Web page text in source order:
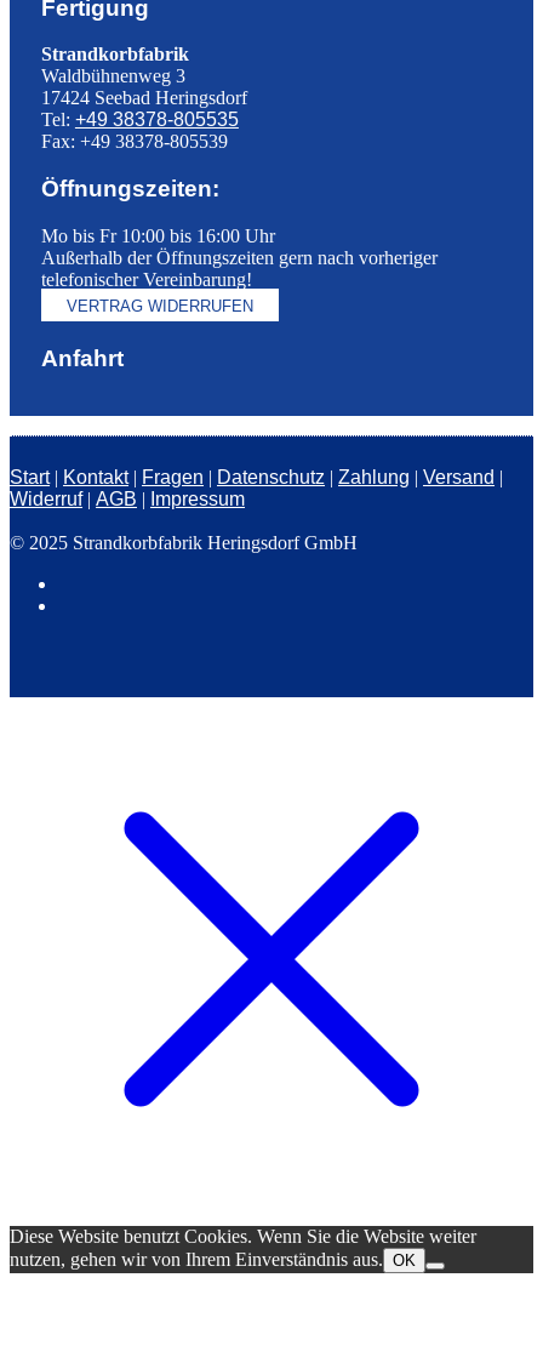
Fertigung
Strandkorbfabrik
Waldbühnenweg 3
17424 Seebad Heringsdorf
Tel: +49 38378-805535
Fax: +49 38378-805539
Öffnungszeiten:
Mo bis Fr 10:00 bis 16:00 Uhr
Außerhalb der Öffnungszeiten gern nach vorheriger
telefonischer Vereinbarung!
VERTRAG WIDERRUFEN
Anfahrt
Start| Kontakt| Fragen | Datenschutz | Zahlung | Versand |
Widerruf| AGB | Impressum
© 2025 Strandkorbfabrik Heringsdorf GmbH
Diese Website benutzt Cookies. Wenn Sie die Website weiter
nutzen, gehen wir von Ihrem Einverständnis aus. OK